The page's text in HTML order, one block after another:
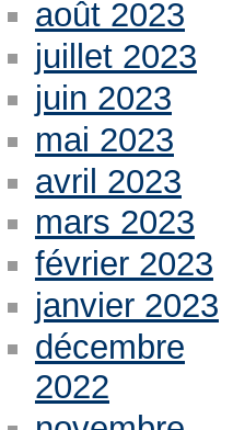
août 2023
juillet 2023
juin 2023
mai 2023
avril 2023
mars 2023
février 2023
janvier 2023
décembre
2022